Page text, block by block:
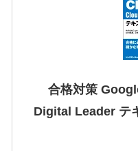
合格対策
Digital Leader テ